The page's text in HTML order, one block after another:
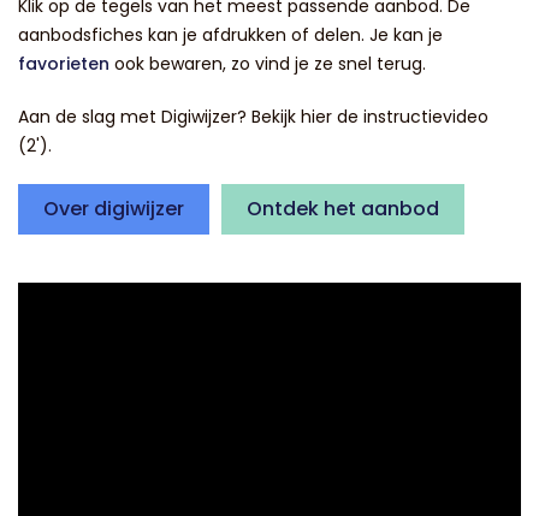
Klik op de tegels van het meest passende aanbod. De
aanbodsfiches kan je afdrukken of delen. Je kan je
favorieten ook bewaren, zo vind je ze snel terug.
Aan de slag met Digiwijzer? Bekijk hier de instructievideo
(2').
Over digiwijzer Ontdek het aanbod